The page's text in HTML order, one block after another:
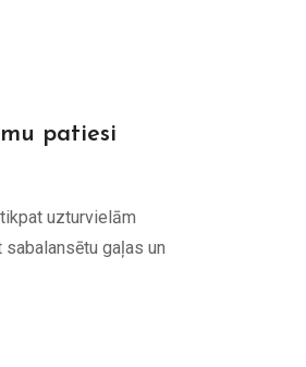
patiesi
uzturvielām
gaļas un